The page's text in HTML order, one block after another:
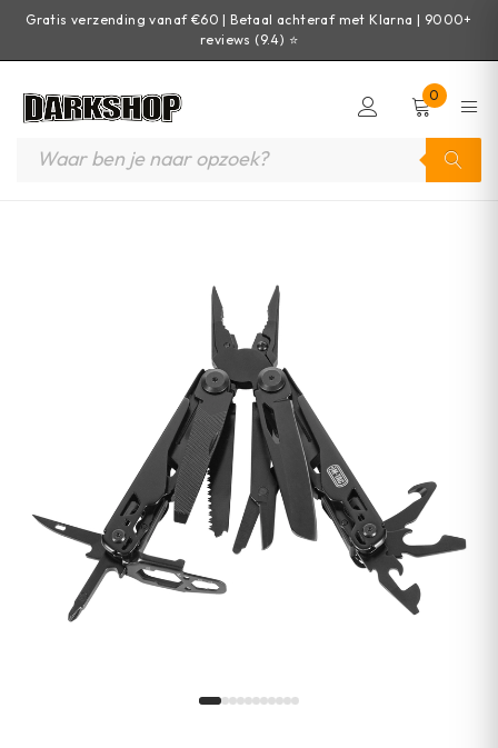
Gratis verzending vanaf €60 | Betaal achteraf met Klarna | 9000+
reviews (9.4) ⭐
0